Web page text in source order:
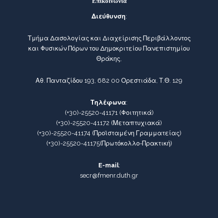
Διεύθυνση:
Τμήμα Δασολογίας και Διαχείρισης Περιβάλλοντος
και Φυσικών Πόρων του Δημοκριτείου Πανεπιστημίου
Θράκης,
Αθ. Πανταζίδου 193, 682 00 Ορεστιάδα, Τ.Θ. 129
Τηλέφωνα:
(+30)-25520-41171(Φοιτητικά)
(+30)-25520-41172 (Μεταπτυχιακά)
(+30)-25520-41174 (Προϊσταμένη Γραμματείας)
(+30)-25520-41175(Πρωτόκολλο-Πρακτική)
E-mail:
secr@fmenr.duth.gr